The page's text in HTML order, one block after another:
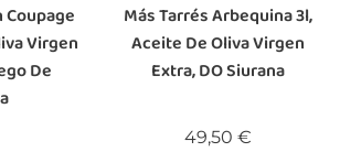
Virgen
De
Más Tarrés Arbequina 3l,
Aceite De Oliva Virgen
Extra, DO Siurana
49,50 €